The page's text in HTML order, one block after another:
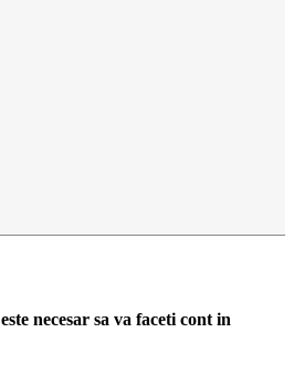
este necesar sa va faceti cont in